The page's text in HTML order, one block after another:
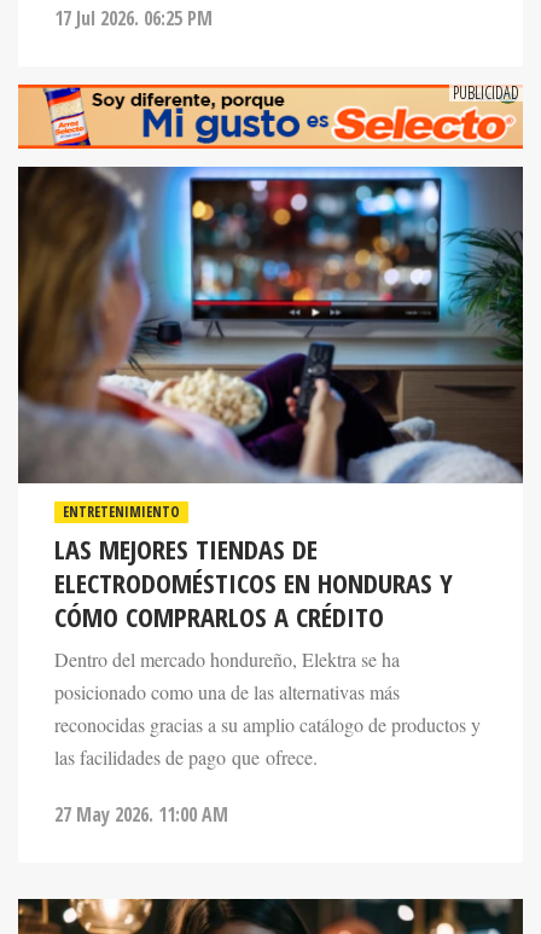
17 Jul 2026. 06:25 PM
LAS MEJORES TIENDAS DE
ELECTRODOMÉSTICOS EN HONDURAS Y
CÓMO COMPRARLOS A CRÉDITO
Dentro del mercado hondureño, Elektra se ha
posicionado como una de las alternativas más
reconocidas gracias a su amplio catálogo de productos y
las facilidades de pago que ofrece.